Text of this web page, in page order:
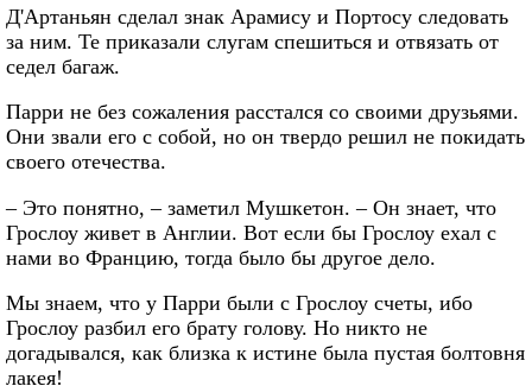
Д'Артаньян сделал знак Арамису и Портосу следовать
за ним. Те приказали слугам спешиться и отвязать от
седел багаж.
Парри не без сожаления расстался со своими друзьями.
Они звали его с собой, но он твердо решил не покидать
своего отечества.
– Это понятно, – заметил Мушкетон. – Он знает, что
Грослоу живет в Англии. Вот если бы Грослоу ехал с
нами во Францию, тогда было бы другое дело.
Мы знаем, что у Парри были с Грослоу счеты, ибо
Грослоу разбил его брату голову. Но никто не
догадывался, как близка к истине была пустая болтовня
лакея!